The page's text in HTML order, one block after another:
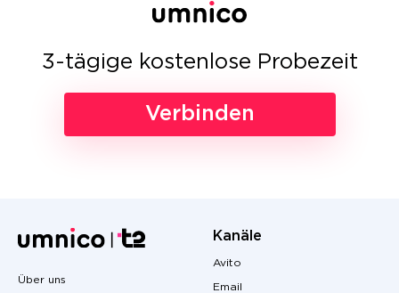
3-tägige kostenlose Probezeit
Verbinden
Über uns
Kanäle
Avito
Email